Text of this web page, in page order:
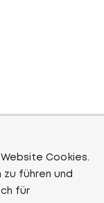
Cookies.
zu führen und
für